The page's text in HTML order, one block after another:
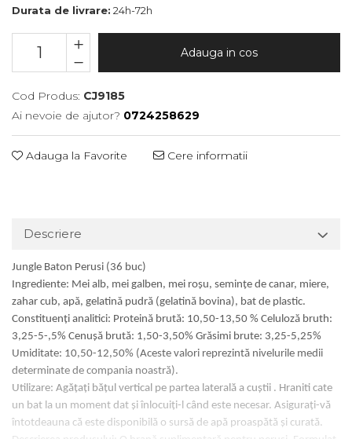
Durata de livrare: 24h-72h
Adauga in cos
Cod Produs: CJ9185
Ai nevoie de ajutor? 0724258629
Adauga la Favorite Cere informatii
Descriere
Jungle Baton Perusi (36 buc)
Ingrediente: Mei alb, mei galben, mei roşu, semințe de canar, miere,
zahar cub, apă, gelatinǎ pudră (gelatină bovina), bat de plastic.
Constituenţi analitici: Proteină brută: 10,50-13,50 % Celuloză bruth:
3,25-5-,5% Cenuşă brută: 1,50-3,50% Grăsimi brute: 3,25-5,25%
Umiditate: 10,50-12,50% (Aceste valori reprezintă nivelurile medii
determinate de compania noastră).
Utilizare: Agăţaţi băţul vertical pe partea laterală a cuştii . Hraniti cate
un bat la un moment dat şi înlocuiţi-l când este necesar. Asiguraţi-vă
întotdeauna că este disponibilă o sursă de apă proaspătă şi curată.